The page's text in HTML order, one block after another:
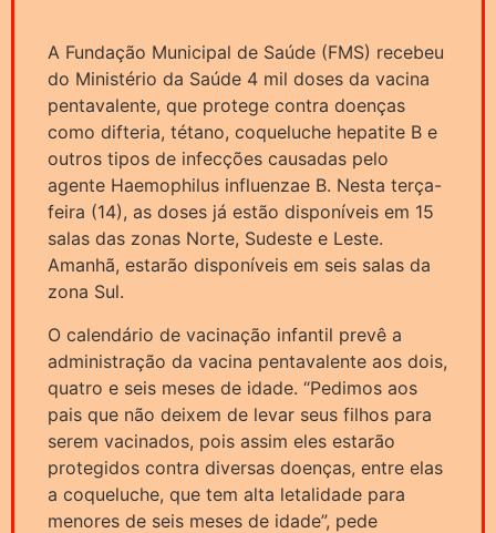
A Fundação Municipal de Saúde (FMS) recebeu
do Ministério da Saúde 4 mil doses da vacina
pentavalente, que protege contra doenças
como difteria, tétano, coqueluche hepatite B e
outros tipos de infecções causadas pelo
agente Haemophilus influenzae B. Nesta terça-
feira (14), as doses já estão disponíveis em 15
salas das zonas Norte, Sudeste e Leste.
Amanhã, estarão disponíveis em seis salas da
zona Sul.
O calendário de vacinação infantil prevê a
administração da vacina pentavalente aos dois,
quatro e seis meses de idade. “Pedimos aos
pais que não deixem de levar seus filhos para
serem vacinados, pois assim eles estarão
protegidos contra diversas doenças, entre elas
a coqueluche, que tem alta letalidade para
menores de seis meses de idade”, pede